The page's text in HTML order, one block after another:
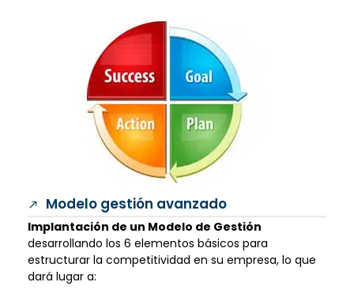
Modelo gestión avanzado
Implantación de un Modelo de Gestión
desarrollando los 6 elementos básicos para
estructurar la competitividad en su empresa, lo que
dará lugar a: